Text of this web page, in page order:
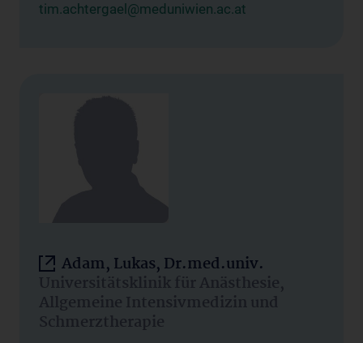
tim.achtergael@meduniwien.ac.at
Adam, Lukas, Dr.med.univ.
Universitätsklinik für Anästhesie,
Allgemeine Intensivmedizin und
Schmerztherapie